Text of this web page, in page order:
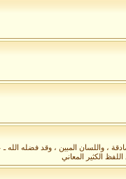
، واللسان المبين ، وقد فضله الله ـ
الكثير المعاني